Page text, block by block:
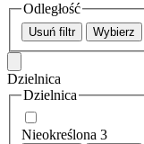
Odległość
Usuń filtr Wybierz
Dzielnica
Dzielnica
Nieokreślona 3